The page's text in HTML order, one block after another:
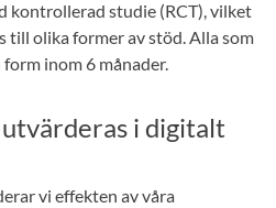
kontrollerad studie (RCT), vilket
till olika former av stöd. Alla som
inom 6 månader.
i digitalt
vi effekten av våra